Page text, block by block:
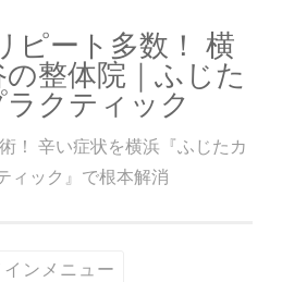
ピート多数！ 横
整体院｜ふじた
クティック
！ 辛い症状を横浜『ふじたカ
ィック』で根本解消
インメニュー